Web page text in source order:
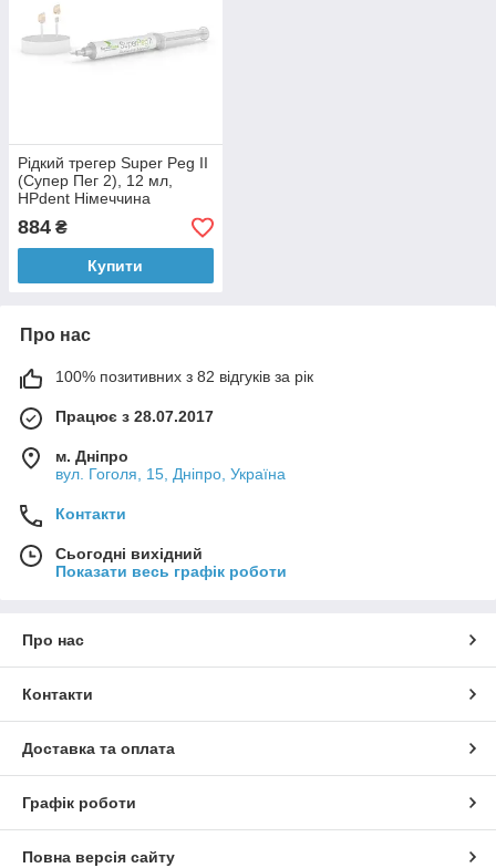
Рідкий трегер Super Peg II
(Супер Пег 2), 12 мл,
HPdent Німеччина
884 ₴
Купити
Про нас
100% позитивних з 82 відгуків за рік
Працює з 28.07.2017
м. Дніпро
вул. Гоголя, 15, Дніпро, Україна
Контакти
Сьогодні вихідний
Показати весь графік роботи
Про нас
Контакти
Доставка та оплата
Графік роботи
Повна версія сайту